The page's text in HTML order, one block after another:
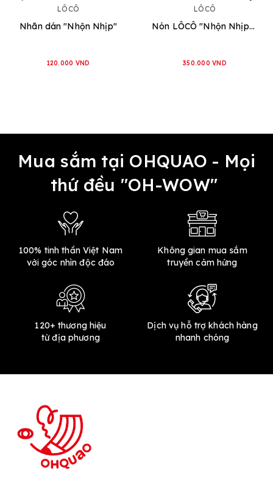
LÔCÔ
Nhãn dán "Nhộn Nhịp"
120.000 VND
LÔCÔ
Nón LÔCÔ "Nhộn Nhịp" [Xanh Lá]
350.000 VND
Mua sắm tại OHQUAO - Mọi
thứ đều "OH-WOW"
100% tinh thần Việt Nam
với góc nhìn độc đáo
Không gian mua sắm
truyền cảm hứng
120+ thương hiệu
từ địa phương
Dịch vụ hỗ trợ khách hàng
nhanh chóng